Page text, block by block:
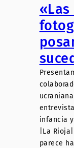
infancia
|La
parece